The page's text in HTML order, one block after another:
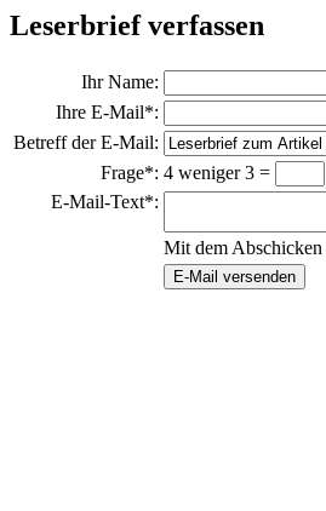
Leserbrief verfassen
Ihr Name:
Ihre E-Mail*:
Betreff der E-Mail:
Frage*: 4 weniger 3 =
E-Mail-Text*:
Mit dem Abschicken
E-Mail versenden